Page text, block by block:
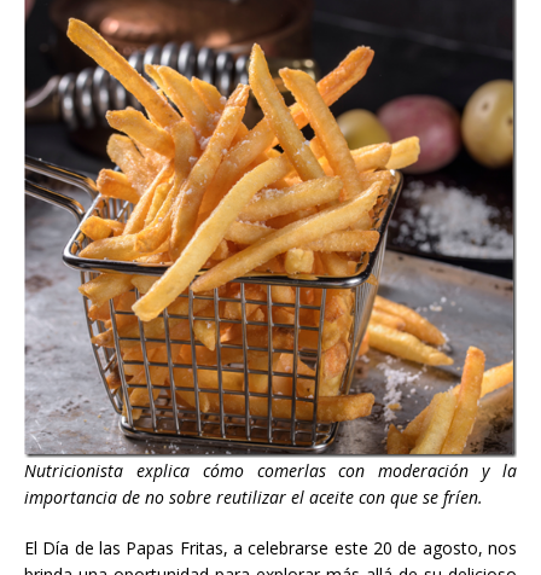
Nutricionista explica cómo comerlas con moderación y la
importancia de no sobre reutilizar el aceite con que se fríen.
El Día de las Papas Fritas, a celebrarse este 20 de agosto, nos